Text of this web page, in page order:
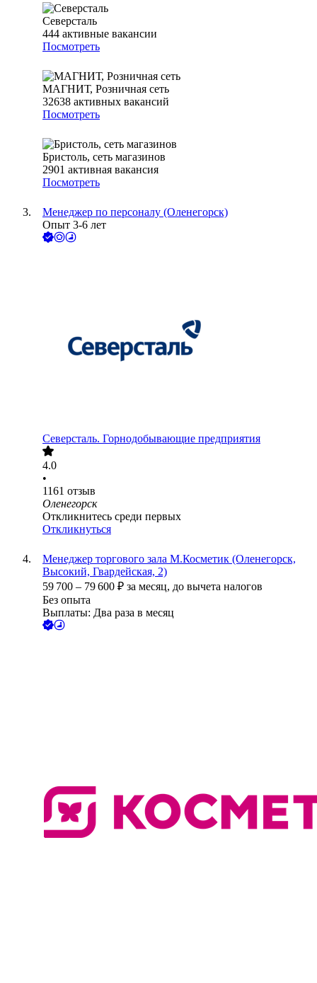
Северсталь
444 активные вакансии
Посмотреть
МАГНИТ, Розничная сеть
32638 активных вакансий
Посмотреть
Бристоль, сеть магазинов
2901 активная вакансия
Посмотреть
Менеджер по персоналу (Оленегорск)
Опыт 3-6 лет
Северсталь. Горнодобывающие предприятия
4.0
•
1161 отзыв
Оленегорск
Откликнитесь среди первых
Откликнуться
Менеджер торгового зала М.Косметик (Оленегорск,
Высокий, Гвардейская, 2)
59 700 – 79 600 ₽ за месяц, до вычета налогов
Без опыта
Выплаты: Два раза в месяц